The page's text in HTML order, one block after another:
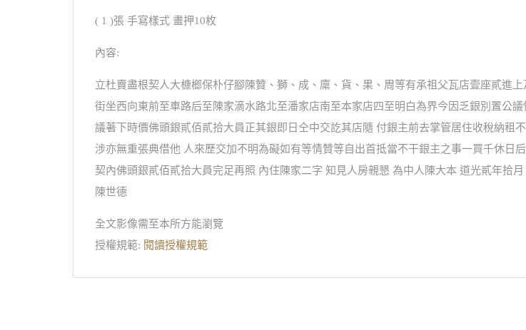
( 1 )張 手寫樣式 畫押10枚
內容:
立杜賣盡根契人大槺榔保朴仔腳陳贊、獅、成、廩、貨、果、周等有承祖父瓦店壹座貳進
街坐西向東前至車路后至陳家滴水路北至潘家店南至本家店四至明白為界今因乏銀別置公
議著下時價佛頭銀貳佰貳拾大員正其銀即日仝中交訖其店隨 付銀主前去掌管居住收稅納租
涉亦無重張典借他 人來歷交加不明為礙如有等情贊等自出首抵當不干銀主之事一買千休日
契內佛頭銀貳佰貳拾大員完足再照 內住陳家二字 知見人房親懇 為中人陳大本 道光貳年拾
陳世德
全文影像需至本所方能瀏覽
授權規範: 閱讀授權規範